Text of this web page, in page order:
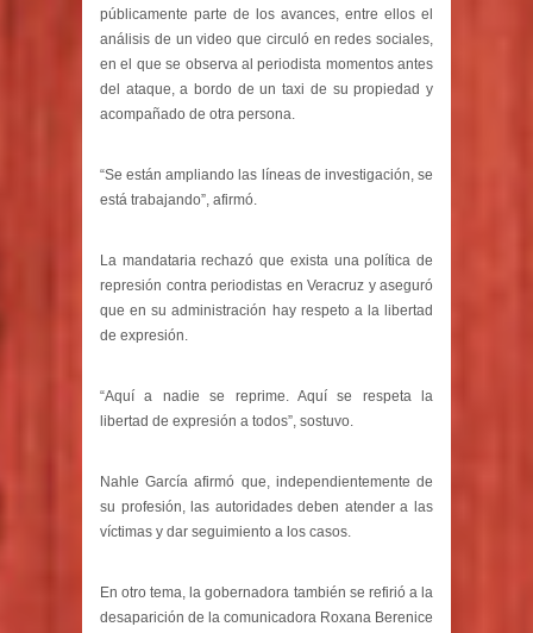
públicamente parte de los avances, entre ellos el
análisis de un video que circuló en redes sociales,
en el que se observa al periodista momentos antes
del ataque, a bordo de un taxi de su propiedad y
acompañado de otra persona.
“Se están ampliando las líneas de investigación, se
está trabajando”, afirmó.
La mandataria rechazó que exista una política de
represión contra periodistas en Veracruz y aseguró
que en su administración hay respeto a la libertad
de expresión.
“Aquí a nadie se reprime. Aquí se respeta la
libertad de expresión a todos”, sostuvo.
Nahle García afirmó que, independientemente de
su profesión, las autoridades deben atender a las
víctimas y dar seguimiento a los casos.
En otro tema, la gobernadora también se refirió a la
desaparición de la comunicadora Roxana Berenice